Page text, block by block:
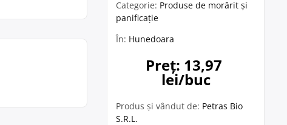
Categorie: Produse de morărit și
panificație
În: Hunedoara
Preț: 13,97
lei/buc
Produs și vândut de: Petras Bio
S.R.L.